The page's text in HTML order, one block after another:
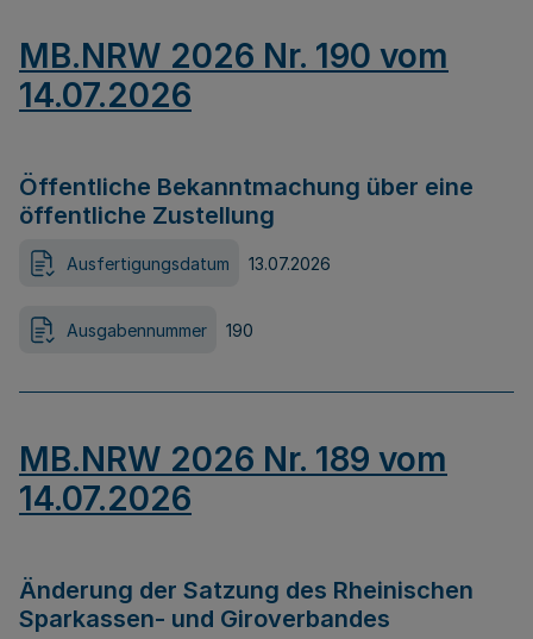
MB.NRW 2026 Nr. 190 vom
14.07.2026
Öffentliche Bekanntmachung über eine
öffentliche Zustellung
Ausfertigungsdatum 13.07.2026
Ausgabennummer 190
MB.NRW 2026 Nr. 189 vom
14.07.2026
Änderung der Satzung des Rheinischen
Sparkassen- und Giroverbandes